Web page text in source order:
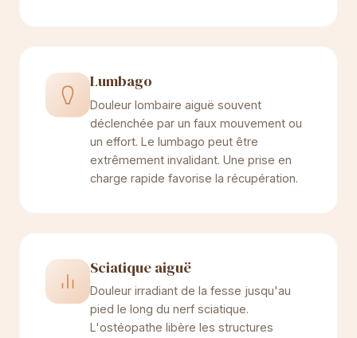
Lumbago
Douleur lombaire aiguë souvent
déclenchée par un faux mouvement ou
un effort. Le lumbago peut être
extrêmement invalidant. Une prise en
charge rapide favorise la récupération.
Sciatique aiguë
Douleur irradiant de la fesse jusqu'au
pied le long du nerf sciatique.
L'ostéopathe libère les structures